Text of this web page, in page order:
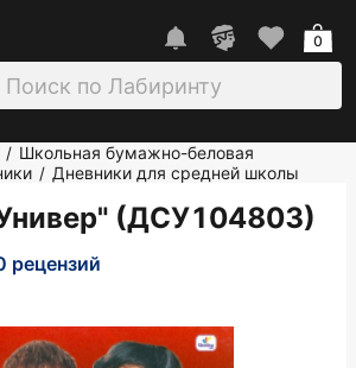
0
/ Школьная бумажно-беловая
/ Дневники для средней школы
(ДСУ104803)
рецензий